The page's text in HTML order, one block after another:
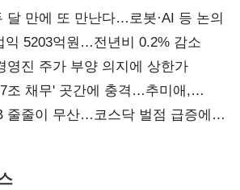
달 만에 또 만난다…로봇·AI 등 논의
익 5203억원…전년비 0.2% 감소
영진 주가 부양 의지에 상한가
조 채무' 곳간에 충격…추미애,
' 선언 승부수
줄줄이 무산…코스닥 벌점 급증에